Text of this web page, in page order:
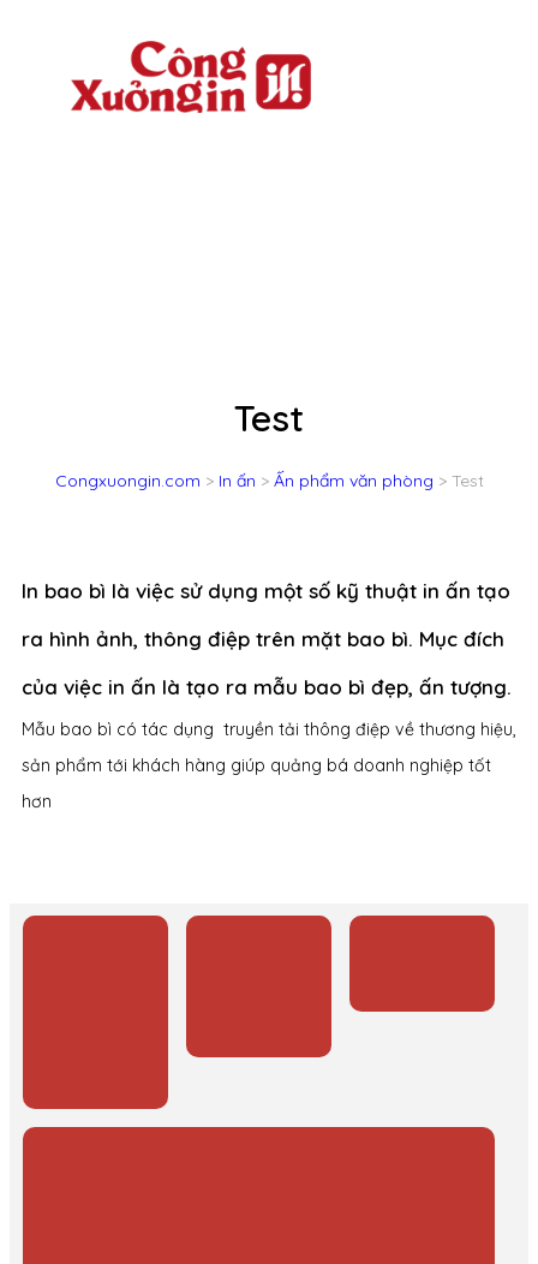
Test
Congxuongin.com > In ấn > Ấn phẩm văn phòng > Test
In bao bì là việc sử dụng một số kỹ thuật in ấn tạo
ra hình ảnh, thông điệp trên mặt bao bì. Mục đích
của việc in ấn là tạo ra mẫu bao bì đẹp, ấn tượng.
Mẫu bao bì có tác dụng truyền tải thông điệp về thương hiệu,
sản phẩm tới khách hàng giúp quảng bá doanh nghiệp tốt
hơn